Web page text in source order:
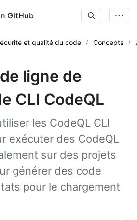
GitHub
et qualité du code Concepts
ligne de
CLI CodeQL
les CodeQL CLI
exécuter des CodeQL
sur des projets
générer des code
pour le chargement